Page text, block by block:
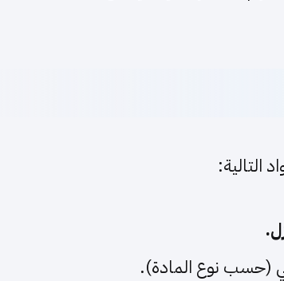
التالية:
(حسب نوع المادة).